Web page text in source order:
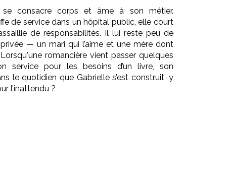
se consacre corps et âme à son métier.
de service dans un hôpital public, elle court
de responsabilités. Il lui reste peu de
— un mari qui l’aime et une mère dont
romancière vient passer quelques
service pour les besoins d’un livre, son
le quotidien que Gabrielle s’est construit, y
l’inattendu ?